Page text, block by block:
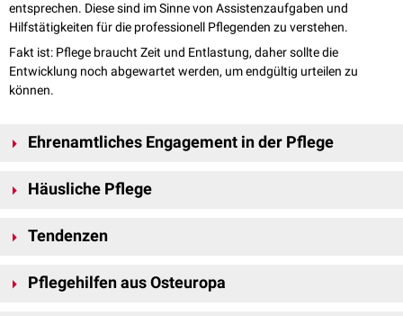
entsprechen. Diese sind im Sinne von Assistenzaufgaben und
Hilfstätigkeiten für die professionell Pflegenden zu verstehen.
Fakt ist: Pflege braucht Zeit und Entlastung, daher sollte die
Entwicklung noch abgewartet werden, um endgültig urteilen zu
können.
Ehrenamtliches Engagement in der Pflege
Pflegegestärkt. Engagierte Bürgerinnen und Bürger sowie
vernetzte Versorgungsangebote eingebunden und durch Schulungen
qualifiziert werden. Das betrifft zum Beispiel Versorgungsangebote auf
Menschen. Auch in die Tätigkeit derPflegestützpunkte
Häusliche Pflege
Menschen zuhause gemacht. Heute können Familien das nicht mehr
Pflegereform hat die Weichen dafür gestellt, dass
zu Hause geleistet werden kann. Die Pflegebegleiter sind ein erster
Tendenzen
bei der Pflege zukünftig nicht mehr an den körperlichen Defiziten
Pflegehilfen aus Osteuropa